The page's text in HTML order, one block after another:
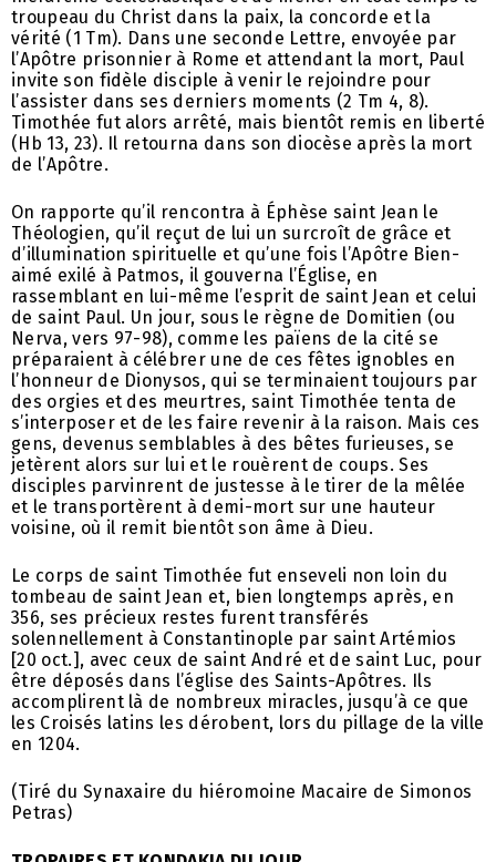
troupeau du Christ dans la paix, la concorde et la
vérité (1 Tm). Dans une seconde Lettre, envoyée par
l’Apôtre prisonnier à Rome et attendant la mort, Paul
invite son fidèle disciple à venir le rejoindre pour
l’assister dans ses derniers moments (2 Tm 4, 8).
Timothée fut alors arrêté, mais bientôt remis en liberté
(Hb 13, 23). Il retourna dans son diocèse après la mort
de l’Apôtre.
On rapporte qu’il rencontra à Éphèse saint Jean le
Théologien, qu’il reçut de lui un surcroît de grâce et
d’illumination spirituelle et qu’une fois l’Apôtre Bien-
aimé exilé à Patmos, il gouverna l’Église, en
rassemblant en lui-même l’esprit de saint Jean et celui
de saint Paul. Un jour, sous le règne de Domitien (ou
Nerva, vers 97-98), comme les païens de la cité se
préparaient à célébrer une de ces fêtes ignobles en
l’honneur de Dionysos, qui se terminaient toujours par
des orgies et des meurtres, saint Timothée tenta de
s’interposer et de les faire revenir à la raison. Mais ces
gens, devenus semblables à des bêtes furieuses, se
jetèrent alors sur lui et le rouèrent de coups. Ses
disciples parvinrent de justesse à le tirer de la mêlée
et le transportèrent à demi-mort sur une hauteur
voisine, où il remit bientôt son âme à Dieu.
Le corps de saint Timothée fut enseveli non loin du
tombeau de saint Jean et, bien longtemps après, en
356, ses précieux restes furent transférés
solennellement à Constantinople par saint Artémios
[20 oct.], avec ceux de saint André et de saint Luc, pour
être déposés dans l’église des Saints-Apôtres. Ils
accomplirent là de nombreux miracles, jusqu’à ce que
les Croisés latins les dérobent, lors du pillage de la ville
en 1204.
(Tiré du Synaxaire du hiéromoine Macaire de Simonos
Petras)